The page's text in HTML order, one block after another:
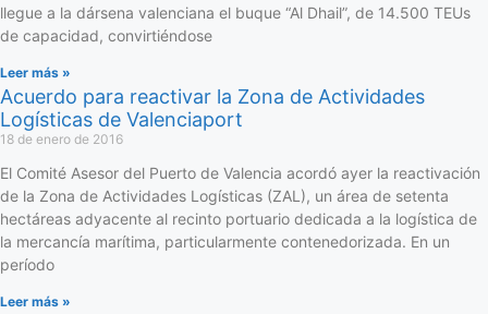
llegue a la dársena valenciana el buque “Al Dhail”, de 14.500 TEUs
de capacidad, convirtiéndose
Leer más »
Acuerdo para reactivar la Zona de Actividades
Logísticas de Valenciaport
18 de enero de 2016
El Comité Asesor del Puerto de Valencia acordó ayer la reactivación
de la Zona de Actividades Logísticas (ZAL), un área de setenta
hectáreas adyacente al recinto portuario dedicada a la logística de
la mercancía marítima, particularmente contenedorizada. En un
período
Leer más »